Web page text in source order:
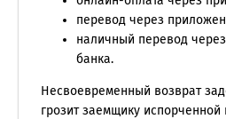
перевод через
наличный перевод
банка.
Несвоевременный возврат
грозит заемщику испорченной